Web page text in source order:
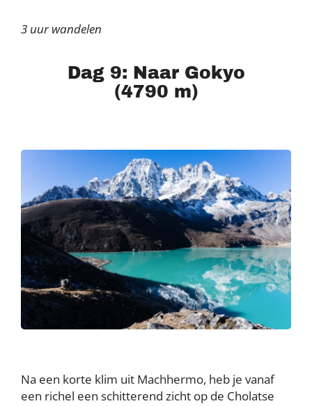
3 uur wandelen
Dag 9: Naar Gokyo
(4790 m)
Na een korte klim uit Machhermo, heb je vanaf
een richel een schitterend zicht op de Cholatse